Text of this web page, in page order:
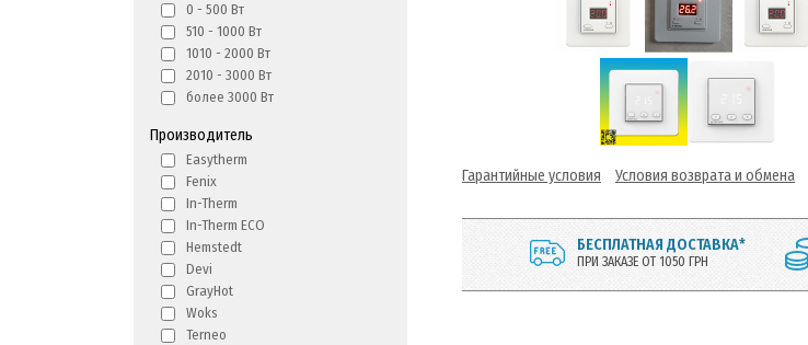
0 - 500 Вт
510 - 1000 Вт
1010 - 2000 Вт
2010 - 3000 Вт
более 3000 Вт
Производитель
Easytherm
Fenix
In-Therm
In-Therm ECO
Hemstedt
Devi
GrayHot
Woks
Terneo
Гарантийные условия Условия возврата и обмена
БЕСПЛАТНАЯ ДОСТАВКА*
ПРИ ЗАКАЗЕ ОТ 1050 ГРН